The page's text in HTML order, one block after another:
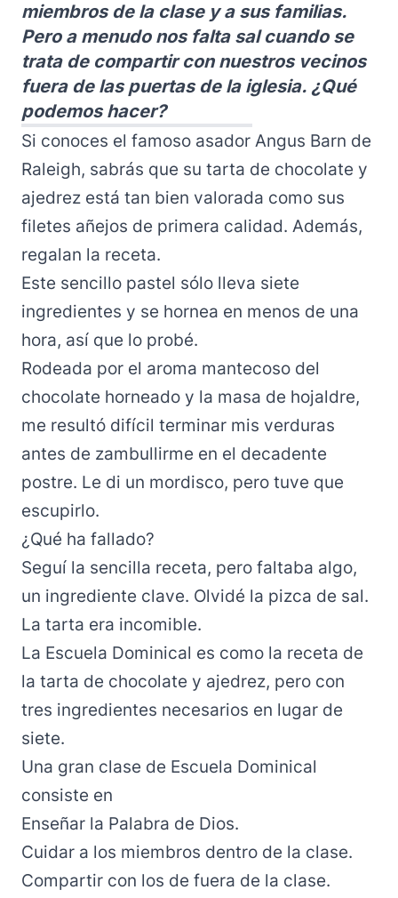
miembros de la clase y a sus familias.
Pero a menudo nos falta sal cuando se
trata de compartir con nuestros vecinos
fuera de las puertas de la iglesia. ¿Qué
podemos hacer?
Si conoces el famoso asador Angus Barn de
Raleigh, sabrás que su tarta de chocolate y
ajedrez está tan bien valorada como sus
filetes añejos de primera calidad. Además,
regalan la receta.
Este sencillo pastel sólo lleva siete
ingredientes y se hornea en menos de una
hora, así que lo probé.
Rodeada por el aroma mantecoso del
chocolate horneado y la masa de hojaldre,
me resultó difícil terminar mis verduras
antes de zambullirme en el decadente
postre. Le di un mordisco, pero tuve que
escupirlo.
¿Qué ha fallado?
Seguí la sencilla receta, pero faltaba algo,
un ingrediente clave. Olvidé la pizca de sal.
La tarta era incomible.
La Escuela Dominical es como la receta de
la tarta de chocolate y ajedrez, pero con
tres ingredientes necesarios en lugar de
siete.
Una gran clase de Escuela Dominical
consiste en
Enseñar la Palabra de Dios.
Cuidar a los miembros dentro de la clase.
Compartir con los de fuera de la clase.